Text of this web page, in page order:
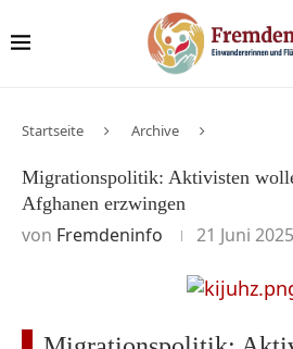
Startseite Archive
Migrationspolitik: Aktivisten
Afghanen erzwingen
von Fremdeninfo 21 Juni 2025